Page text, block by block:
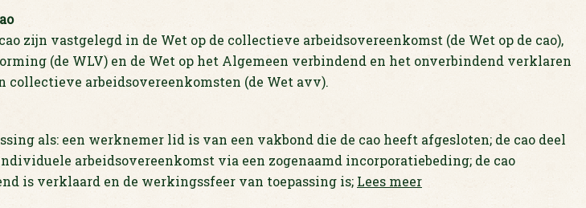
zijn vastgelegd in de Wet op de collectieve arbeidsovereenkomst (de Wet op de cao),
(de WLV) en de Wet op het Algemeen verbindend en het onverbindend verklaren
collectieve arbeidsovereenkomsten (de Wet avv).
als: een werknemer lid is van een vakbond die de cao heeft afgesloten; de cao deel
arbeidsovereenkomst via een zogenaamd incorporatiebeding; de cao
is verklaard en de werkingssfeer van toepassing is; Lees meer